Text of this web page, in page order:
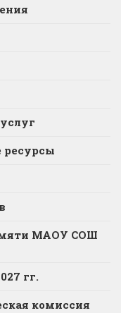
ресурсы
МАОУ СОШ
гг.
комиссия